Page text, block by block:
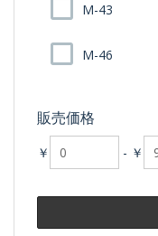
M-43
M-46
販売価格
￥ - ￥